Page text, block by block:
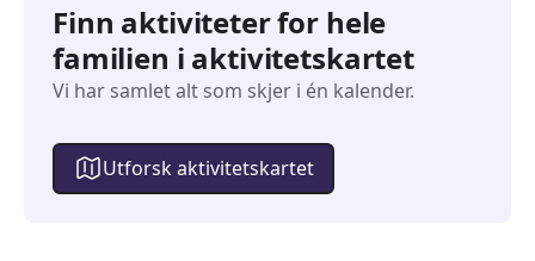
Finn aktiviteter for hele
familien i aktivitetskartet
Vi har samlet alt som skjer i én kalender.
Utforsk aktivitetskartet